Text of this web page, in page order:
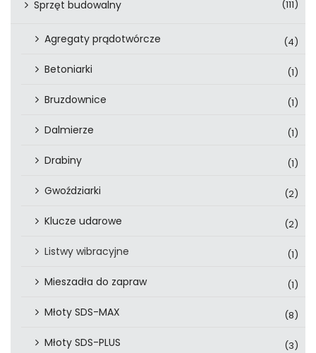
Sprzęt budowalny (111)
Agregaty prądotwórcze (4)
Betoniarki (1)
Bruzdownice (1)
Dalmierze (1)
Drabiny (1)
Gwoździarki (2)
Klucze udarowe (2)
Listwy wibracyjne (1)
Mieszadła do zapraw (1)
Młoty SDS-MAX (8)
Młoty SDS-PLUS (3)